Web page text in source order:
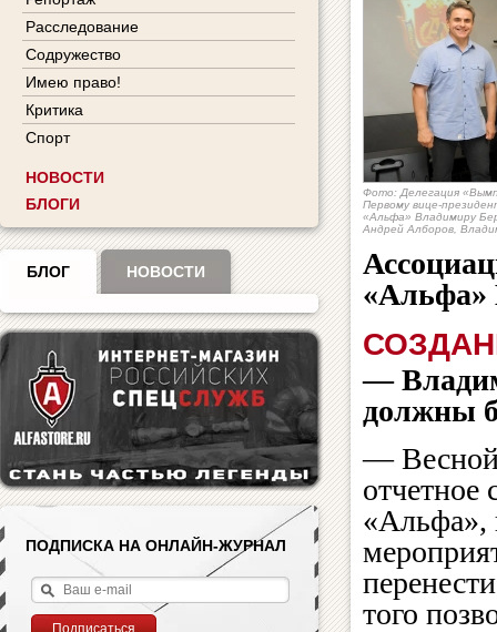
Расследование
Содружество
Имею право!
Критика
Спорт
НОВОСТИ
БЛОГИ
БЛОГ НОВОСТИ
ПОДПИСКА НА ОНЛАЙН-ЖУРНАЛ
Фото: Делегация
Первому вице-
«Альфа» Владимиру
Андрей Алборов,
«Альфа»
—
должны
— Весной
«Альфа»,
того